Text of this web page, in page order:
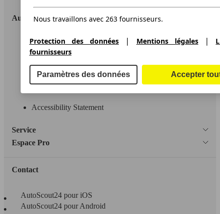
AutoScout24
A propos d'AutoScout24
Conditions d'utilisation
Informations légales
Accessibility Statement
Service
Espace Pro
Contact
AutoScout24 pour iOS
AutoScout24 pour Android
Nous travaillons avec 263 fournisseurs.
Protection des données | Mentions légales|
fournisseurs
Paramètres des données Accepter